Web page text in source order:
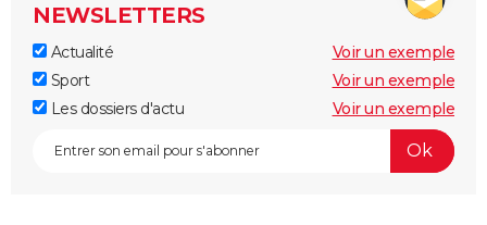
NEWSLETTERS
Actualité
Voir un exemple
Sport
Voir un exemple
Les dossiers d'actu
Voir un exemple